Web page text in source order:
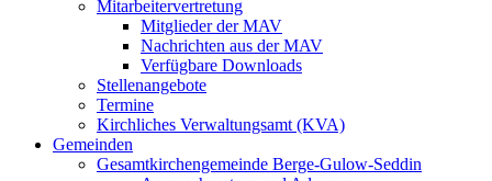
Mitarbeitervertretung
Mitglieder der MAV
Nachrichten aus der MAV
Verfügbare Downloads
Stellenangebote
Termine
Kirchliches Verwaltungsamt (KVA)
Gemeinden
Gesamtkirchengemeinde Berge-Gulow-Seddin